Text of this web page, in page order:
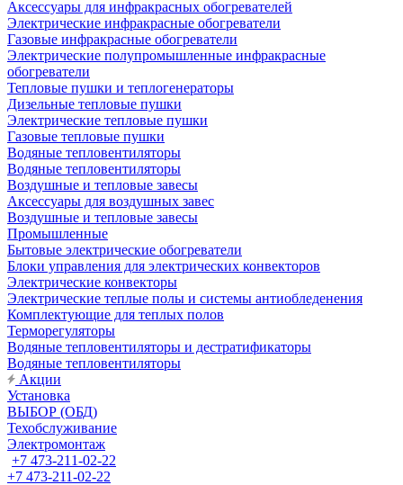
Аксессуары для инфракрасных обогревателей
Электрические инфракрасные обогреватели
Газовые инфракрасные обогреватели
Электрические полупромышленные инфракрасные
обогреватели
Тепловые пушки и теплогенераторы
Дизельные тепловые пушки
Электрические тепловые пушки
Газовые тепловые пушки
Водяные тепловентиляторы
Водяные тепловентиляторы
Воздушные и тепловые завесы
Аксессуары для воздушных завес
Воздушные и тепловые завесы
Промышленные
Бытовые электрические обогреватели
Блоки управления для электрических конвекторов
Электрические конвекторы
Электрические теплые полы и системы антиобледенения
Комплектующие для теплых полов
Терморегуляторы
Водяные тепловентиляторы и дестратификаторы
Водяные тепловентиляторы
Акции
Установка
ВЫБОР (ОБД)
Техобслуживание
Электромонтаж
+7 473-211-02-22
+7 473-211-02-22